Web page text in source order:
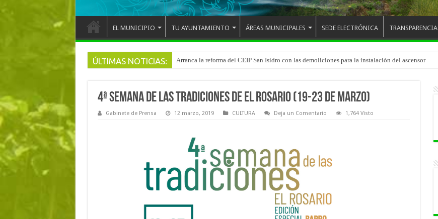
EL MUNICIPIO TU AYUNTAMIENTO ÁREAS MUNICIPALES SEDE ELECTRÓNICA TRANSPARENCIA
ÚLTIMAS NOTICIAS: Arranca la reforma del CEIP San Isidro con las demoliciones para la instalación del ascensor
4ª Semana de las Tradiciones de El Rosario (19-23 de marzo)
Gabinete de Prensa 12 marzo, 2019 CULTURA Deja un Comentario 1,764 Visto